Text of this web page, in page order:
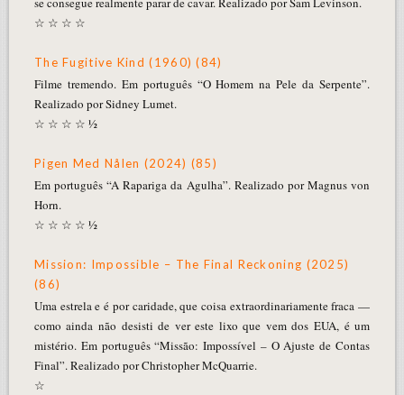
☆ ☆ ☆ ☆
The Fugitive Kind (1960) (84)
Filme tremendo. Em português “O Homem na Pele da Serpente”.
Realizado por Sidney Lumet.
☆ ☆ ☆ ☆ ½
Pigen Med Nålen (2024) (85)
Em português “A Rapariga da Agulha”. Realizado por Magnus von
Horn.
☆ ☆ ☆ ☆ ½
Mission: Impossible – The Final Reckoning (2025)
(86)
Uma estrela e é por caridade, que coisa extraordinariamente fraca —
como ainda não desisti de ver este lixo que vem dos EUA, é um
mistério. Em português “Missão: Impossível – O Ajuste de Contas
Final”. Realizado por Christopher McQuarrie.
☆